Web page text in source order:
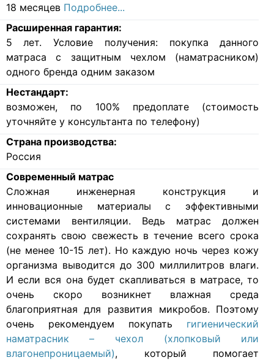
18 месяцев Подробнее...
Расширенная гарантия:
5 лет. Условие получения: покупка данного
матраса с защитным чехлом (наматрасником)
одного бренда одним заказом
Нестандарт:
возможен, по 100% предоплате (стоимость
уточняйте у консультанта по телефону)
Страна производства:
Россия
Современный матрас
Cложная инженерная конструкция и
инновационные материалы с эффективными
системами вентиляции. Ведь матрас должен
сохранять свою свежесть в течение всего срока
(не менее 10-15 лет). Но каждую ночь через кожу
организма выводится до 300 миллилитров влаги.
И если вся она будет скапливаться в матрасе, то
очень скоро возникнет влажная среда
благоприятная для развития микробов. Поэтому
очень рекомендуем покупать гигиенический
наматрасник – чехол (хлопковый или
влагонепроницаемый), который помогает